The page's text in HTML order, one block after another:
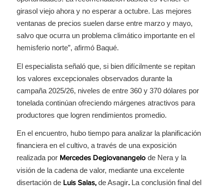
girasol viejo ahora y no esperar a octubre. Las mejores
ventanas de precios suelen darse entre marzo y mayo,
salvo que ocurra un problema climático importante en el
hemisferio norte”, afirmó Baqué.
El especialista señaló que, si bien difícilmente se repitan
los valores excepcionales observados durante la
campaña 2025/26, niveles de entre 360 y 370 dólares por
tonelada continúan ofreciendo márgenes atractivos para
productores que logren rendimientos promedio.
En el encuentro, hubo tiempo para analizar la planificación
financiera en el cultivo, a través de una exposición
realizada por Mercedes Degiovanangelo de Nera y la
visión de la cadena de valor, mediante una excelente
disertación deLuis Salas, de Asagir. La conclusión final del